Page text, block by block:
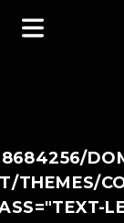
THEMES/